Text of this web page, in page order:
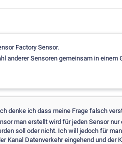
Factory Sensor.
anderer Sensoren gemeinsam in einem
denke ich dass meine Frage falsch
man erstellt wird für jeden Sensor
soll oder nicht. Ich will jedoch für
Kanal Datenverkehr eingehend und der